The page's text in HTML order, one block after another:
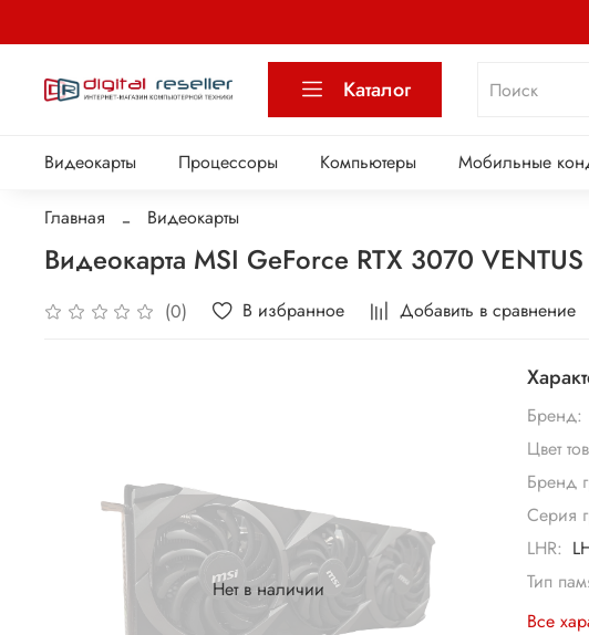
Каталог
Видеокарты Процессоры Компьютеры Мобильные
Главная Видеокарты
Видеокарта MSI GeForce RTX 3070
(0) В избранное Добавить в сравнение
Нет в наличии
Бренд:
Цвет
Бренд
Серия
LHR:
Тип
Все